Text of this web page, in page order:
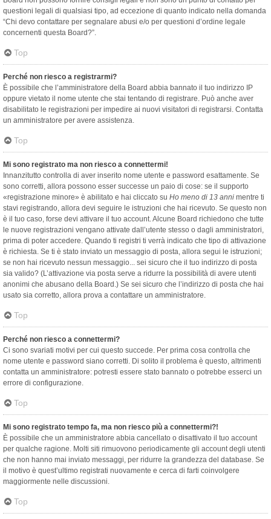
questioni legali di qualsiasi tipo, ad eccezione di quanto indicato nella domanda
“Chi devo contattare per segnalare abusi e/o per questioni d’ordine legale
concernenti questa Board?”.
Top
Perché non riesco a registrarmi?
È possibile che l’amministratore della Board abbia bannato il tuo indirizzo IP
oppure vietato il nome utente che stai tentando di registrare. Può anche aver
disabilitato le registrazioni per impedire ai nuovi visitatori di registrarsi. Contatta
un amministratore per avere assistenza.
Top
Mi sono registrato ma non riesco a connettermi!
Innanzitutto controlla di aver inserito nome utente e password esattamente. Se
sono corretti, allora possono esser successe un paio di cose: se il supporto
«registrazione minore» è abilitato e hai cliccato su Ho meno di 13 anni mentre ti
stavi registrando, allora devi seguire le istruzioni che hai ricevuto. Se questo non
è il tuo caso, forse devi attivare il tuo account. Alcune Board richiedono che tutte
le nuove registrazioni vengano attivate dall’utente stesso o dagli amministratori,
prima di poter accedere. Quando ti registri ti verrà indicato che tipo di attivazione
è richiesta. Se ti è stato inviato un messaggio di posta, allora segui le istruzioni;
se non hai ricevuto nessun messaggio... sei sicuro che il tuo indirizzo di posta
sia valido? (L’attivazione via posta serve a ridurre la possibilità di avere utenti
anonimi che abusano della Board.) Se sei sicuro che l’indirizzo di posta che hai
usato sia corretto, allora prova a contattare un amministratore.
Top
Perché non riesco a connettermi?
Ci sono svariati motivi per cui questo succede. Per prima cosa controlla che
nome utente e password siano corretti. Di solito il problema è questo, altrimenti
contatta un amministratore: potresti essere stato bannato o potrebbe esserci un
errore di configurazione.
Top
Mi sono registrato tempo fa, ma non riesco più a connettermi?!
È possibile che un amministratore abbia cancellato o disattivato il tuo account
per qualche ragione. Molti siti rimuovono periodicamente gli account degli utenti
che non hanno mai inviato messaggi, per ridurre la grandezza del database. Se
il motivo è quest’ultimo registrati nuovamente e cerca di farti coinvolgere
maggiormente nelle discussioni.
Top